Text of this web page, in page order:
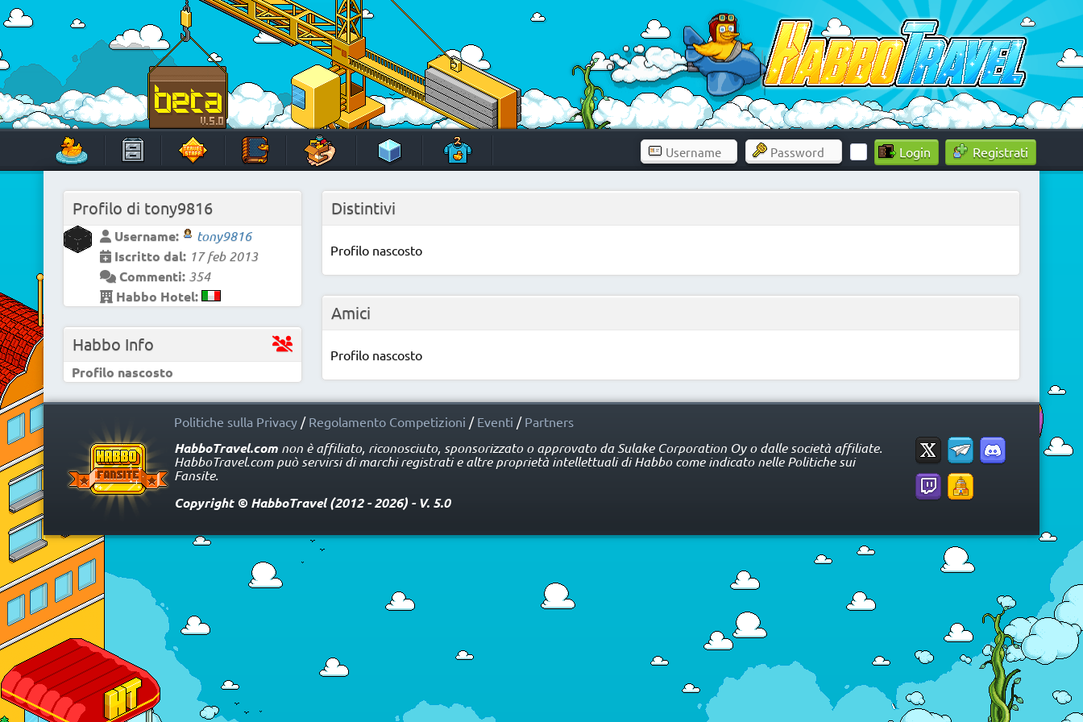
Skip
to
content
HabboTravel
Un viaggio di pixel!
Registrati
Profilo di tony9816
Username:
tony9816
Iscritto dal: 17 feb 2013
Commenti: 354
Habbo Hotel:
Habbo Info
Profilo nascosto
Distintivi
Profilo nascosto
Amici
Profilo nascosto
Politiche sulla Privacy/ Regolamento Competizioni / Eventi / Partners
HabboTravel.comnon è affiliato, riconosciuto, sponsorizzato o approvato da Sulake Corporation Oy o dalle società affiliate.
HabboTravel.com può servirsi di marchi registrati e altre proprietà intellettuali di Habbo come indicato nelle Politiche sui
Fansite.
Copyright © HabboTravel (2012 - 2026) - V. 5.0